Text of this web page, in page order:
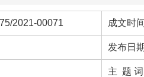
2021-00071 成文时
发布日
主 题 词